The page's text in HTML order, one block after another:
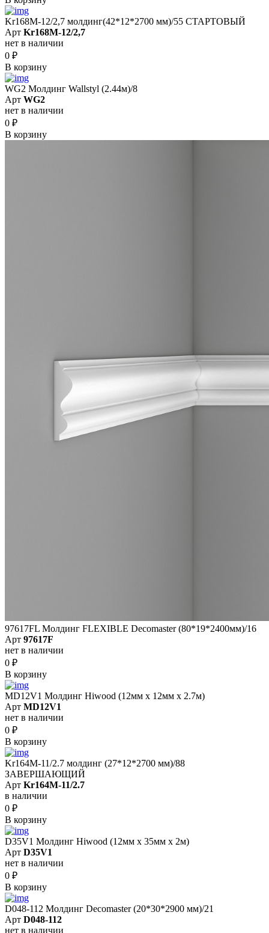
Kr168M-12/2,7 молдинг(42*12*2700 мм)/55 СТАРТОВЫЙ
Арт Kr168M-12/2,7
нет в наличии
0 ₽
В корзину
WG2 Молдинг Wallstyl (2.44м)/8
Арт WG2
нет в наличии
0 ₽
В корзину
97617FL Молдинг FLEXIBLE Decomaster (80*19*2400мм)/16
Арт 97617F
нет в наличии
0 ₽
В корзину
MD12V1 Молдинг Hiwood (12мм х 12мм х 2.7м)
Арт MD12V1
нет в наличии
0 ₽
В корзину
Kr164M-11/2.7 молдинг (27*12*2700 мм)/88
ЗАВЕРШАЮЩИЙ
Арт Kr164M-11/2.7
в наличии
0 ₽
В корзину
D35V1 Молдинг Hiwood (12мм х 35мм х 2м)
Арт D35V1
нет в наличии
0 ₽
В корзину
D048-112 Молдинг Decomaster (20*30*2900 мм)/21
Арт D048-112
нет в наличии